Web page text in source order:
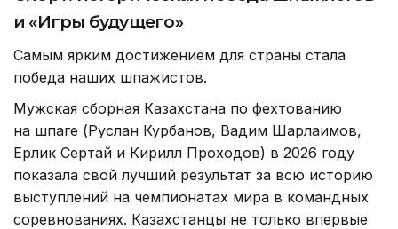
и «Игры будущего»
Самым ярким достижением для страны стала
победа наших шпажистов.
Мужская сборная Казахстана по фехтованию
на шпаге (Руслан Курбанов, Вадим Шарлаимов,
Ерлик Сертай и Кирилл Проходов) в 2026 году
показала свой лучший результат за всю историю
выступлений на чемпионатах мира в командных
соревнованиях. Казахстанцы не только впервые